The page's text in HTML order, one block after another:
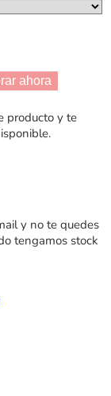
ahora
producto y te
y no te quedes
tengamos stock